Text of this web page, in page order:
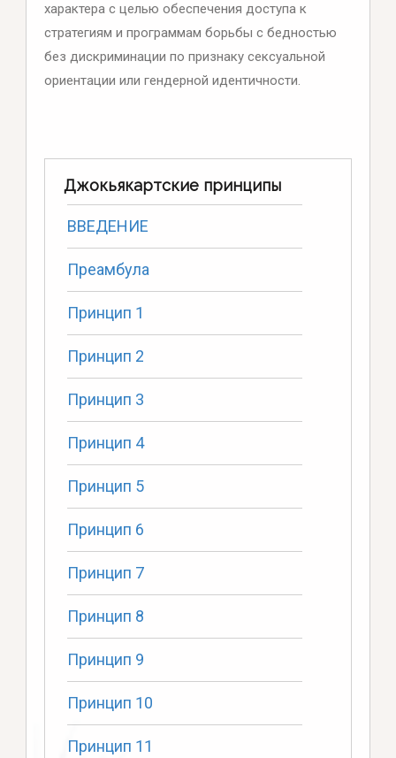
характера с целью обеспечения доступа к
стратегиям и программам борьбы с бедностью
без дискриминации по признаку сексуальной
ориентации или гендерной идентичности.
Джокьякартские принципы
ВВЕДЕНИЕ
Преамбула
Принцип 1
Принцип 2
Принцип 3
Принцип 4
Принцип 5
Принцип 6
Принцип 7
Принцип 8
Принцип 9
Принцип 10
Принцип 11